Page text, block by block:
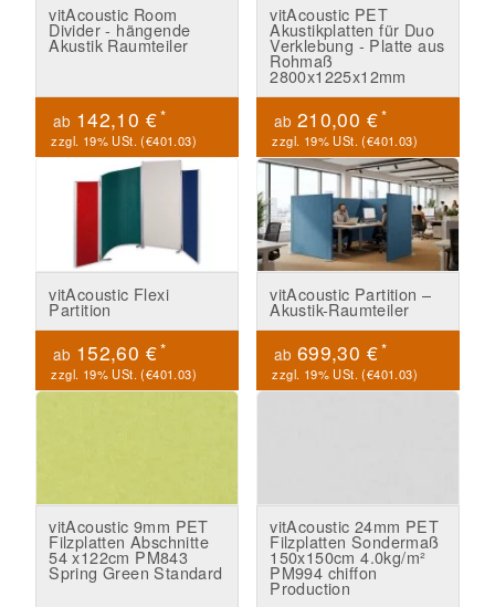
vitAcoustic Room
Divider - hängende
Akustik Raumteiler
ab 142,10 €*
zzgl. 19% USt. (€401.03)
vitAcoustic PET
Akustikplatten für Duo
Verklebung - Platte aus
Rohmaß
2800x1225x12mm
ab 210,00 €*
zzgl. 19% USt. (€401.03)
vitAcoustic Flexi
Partition
ab 152,60 €*
zzgl. 19% USt. (€401.03)
vitAcoustic Partition –
Akustik-Raumteiler
ab 699,30 €*
zzgl. 19% USt. (€401.03)
vitAcoustic 9mm PET
Filzplatten Abschnitte
54 x122cm PM843
Spring Green Standard
vitAcoustic 24mm PET
Filzplatten Sondermaß
150x150cm 4.0kg/m²
PM994 chiffon
Production